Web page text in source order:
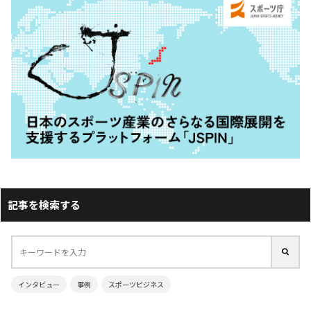
記事を検索する
インタビュー 事例 スポーツビジネス